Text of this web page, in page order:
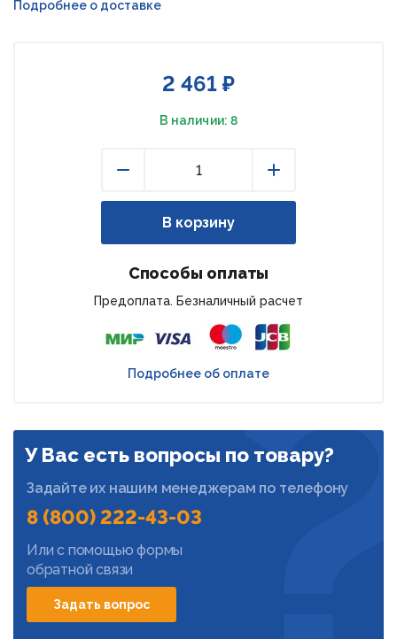
Подробнее о доставке
2 461 ₽
В наличии: 8
В корзину
Способы оплаты
Предоплата. Безналичный расчет
Подробнее об оплате
У Вас есть вопросы по товару?
Задайте их нашим менеджерам по телефону
8 (800) 222-43-03
Или с помощью формы
обратной связи
Задать вопрос